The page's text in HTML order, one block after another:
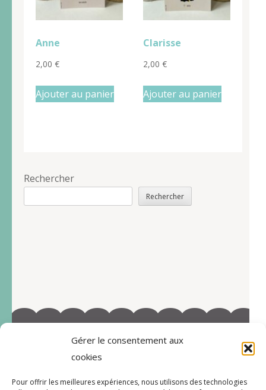
Gérer le consentement aux
cookies
Pour offrir les meilleures expériences, nous utilisons des technologies
Anne
2,00 €
Ajouter au panier
Clarisse
2,00 €
Ajouter au panier
Rechercher
Rechercher
©2022-Tous droits réservés à Marie-Blandine Sallé